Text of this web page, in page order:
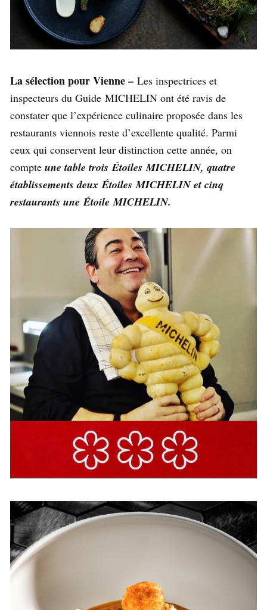
La sélection pour Vienne – Les inspectrices et
inspecteurs du Guide MICHELIN ont été ravis de
constater que l’expérience culinaire proposée dans les
restaurants viennois reste d’excellente qualité. Parmi
ceux qui conservent leur distinction cette année, on
compte une table trois Étoiles MICHELIN, quatre
établissements deux Étoiles MICHELIN et cinq
restaurants une Étoile MICHELIN.